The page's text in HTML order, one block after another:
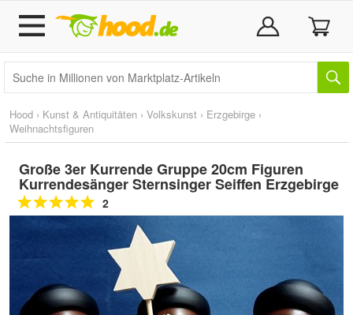
Hood › Kunst & Antiquitäten › Volkskunst › Erzgebirge ›
Weihnachtsfiguren
Große 3er Kurrende Gruppe 20cm Figuren
Kurrendesänger Sternsinger Seiffen Erzgebirge
2